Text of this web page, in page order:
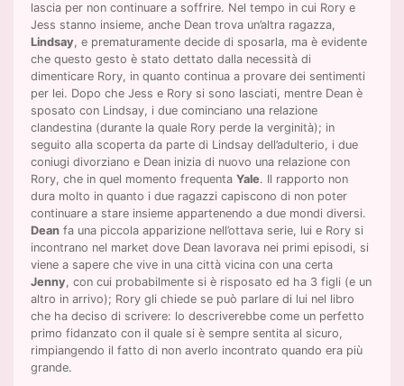
lascia per non continuare a soffrire. Nel tempo in cui Rory e
Jess stanno insieme, anche Dean trova un’altra ragazza,
Lindsay, e prematuramente decide di sposarla, ma è evidente
che questo gesto è stato dettato dalla necessità di
dimenticare Rory, in quanto continua a provare dei sentimenti
per lei. Dopo che Jess e Rory si sono lasciati, mentre Dean è
sposato con Lindsay, i due cominciano una relazione
clandestina (durante la quale Rory perde la verginità); in
seguito alla scoperta da parte di Lindsay dell’adulterio, i due
coniugi divorziano e Dean inizia di nuovo una relazione con
Rory, che in quel momento frequentaYale. Il rapporto non
dura molto in quanto i due ragazzi capiscono di non poter
continuare a stare insieme appartenendo a due mondi diversi.
Dean fa una piccola apparizione nell’ottava serie, lui e Rory si
incontrano nel market dove Dean lavorava nei primi episodi, si
viene a sapere che vive in una città vicina con una certa
Jenny, con cui probabilmente si è risposato ed ha 3 figli (e un
altro in arrivo); Rory gli chiede se può parlare di lui nel libro
che ha deciso di scrivere: lo descriverebbe come un perfetto
primo fidanzato con il quale si è sempre sentita al sicuro,
rimpiangendo il fatto di non averlo incontrato quando era più
grande.